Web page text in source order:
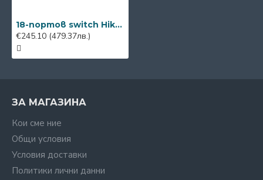
18-портов switch Hikvision DS-3E0318P-E/M(C)
€245.10 (479.37лв.)
ЗА МАГАЗИНА
Кои сме ние
Общи условия
Условия доставки
Политики лични данни